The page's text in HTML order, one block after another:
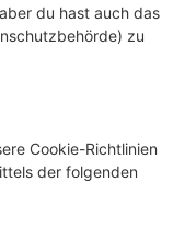
du hast auch das
zu
Cookie-Richtlinien
der folgenden